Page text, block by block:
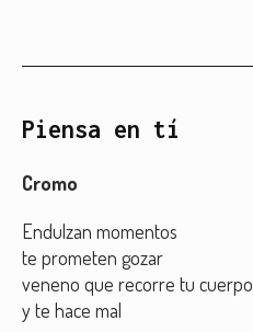
Piensa en tí
Cromo
Endulzan momentos
te prometen gozar
veneno que recorre tu cuerpo
y te hace mal